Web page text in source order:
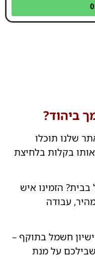
ביהוד?
שלנו תוכלו
בקלות בלחיצת
הזמינו איש
עבודה
חשמל בתוקף –
על מנת